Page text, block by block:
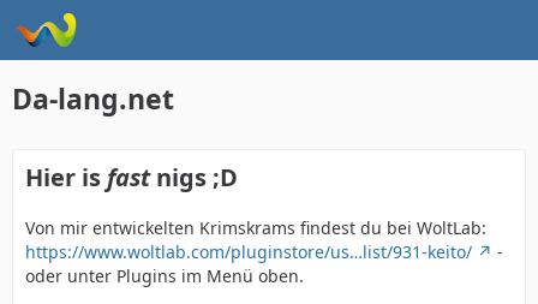
Da-lang.net
Hier is fastnigs ;D
Von mir entwickelten Krimskrams findest du bei WoltLab:
https://www.woltlab.com/pluginstore/us…list/931-keito/
-
oder unter Plugins im Menü oben.